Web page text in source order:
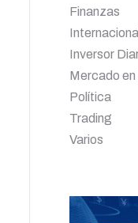
Finanzas
Internacional
Inversor
Mercado en
Política
Trading
Varios